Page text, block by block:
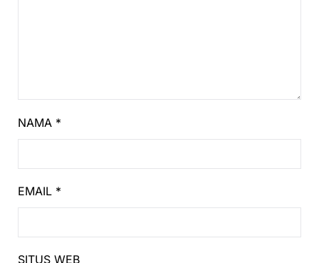
NAMA *
EMAIL *
SITUS WEB